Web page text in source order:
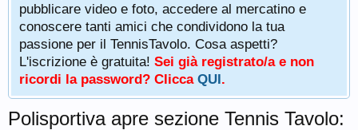
pubblicare video e foto, accedere al mercatino e
conoscere tanti amici che condividono la tua
passione per il TennisTavolo. Cosa aspetti?
L'iscrizione è gratuita! Sei già registrato/a e non
ricordi la password? Clicca QUI.
Polisportiva apre sezione Tennis Tavolo: